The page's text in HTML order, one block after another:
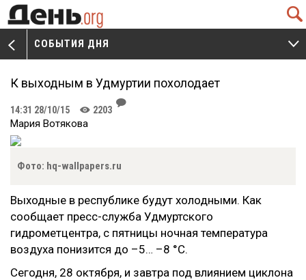
Q
V
СОБЫТИЯ ДНЯ
W
К выходным в Удмуртии похолодает
14:31 28/10/15 K 2203
J
Мария Вотякова
Фото: hq-wallpapers.ru
Выходные в республике будут холодными. Как
сообщает пресс-служба Удмуртского
гидрометцентра, с пятницы ночная температура
воздуха понизится до –5… –8 °С.
Сегодня, 28 октября, и завтра под влиянием циклона